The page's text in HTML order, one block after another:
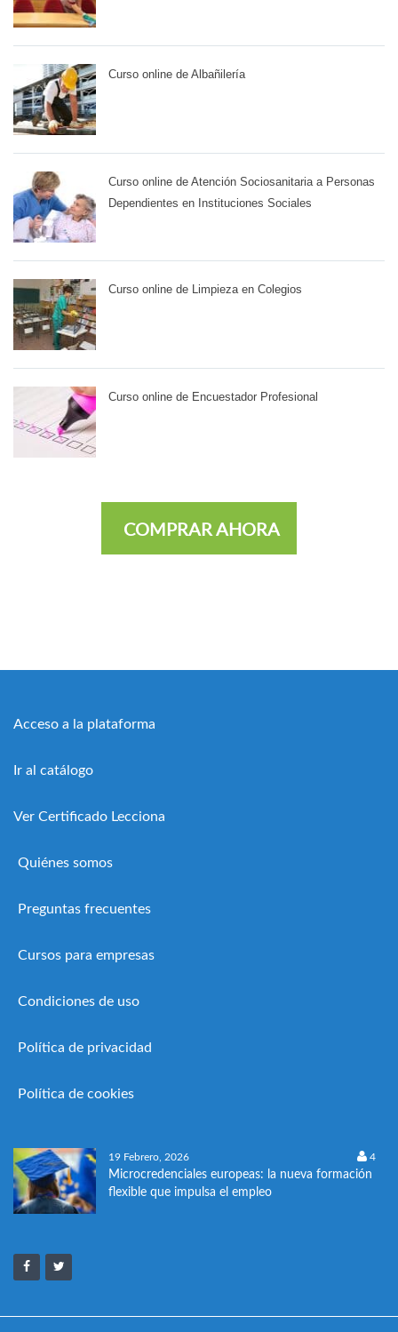
Curso online de Albañilería
Curso online de Atención Sociosanitaria a Personas
Dependientes en Instituciones Sociales
Curso online de Limpieza en Colegios
Curso online de Encuestador Profesional
COMPRAR AHORA
Acceso a la plataforma
Ir al catálogo
Ver Certificado Lecciona
Quiénes somos
Preguntas frecuentes
Cursos para empresas
Condiciones de uso
Política de privacidad
Política de cookies
19 Febrero, 2026 4
Microcredenciales europeas: la nueva formación
flexible que impulsa el empleo